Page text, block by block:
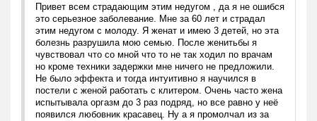
Привет всем страдающим этим недугом , да я не ошибся
это серьезное заболевание. Мне за 60 лет и страдал
этим недугом с молоду. Я женат и имею 3 детей, но эта
болезнь разрушила мою семью. После женитьбы я
чувствовал что со мной что то не так ходил по врачам
но кроме техники задержки мне ничего не предложили.
Не было эффекта и тогда интуитивно я научился в
постели с женой работать с клитером. Очень часто жена
испытывала оргазм до 3 раз подряд, но все равно у неё
появился любовник красавец. Ну а я промолчал из за